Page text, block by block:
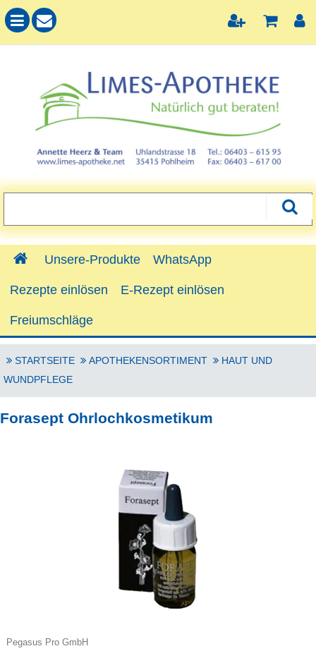
Unsere-Produkte WhatsApp
Rezepte einlösen E-Rezept einlösen
Freiumschläge
STARTSEITE APOTHEKENSORTIMENT
HAUT UND
WUNDPFLEGE
Forasept Ohrlochkosmetikum
Pegasus Pro GmbH